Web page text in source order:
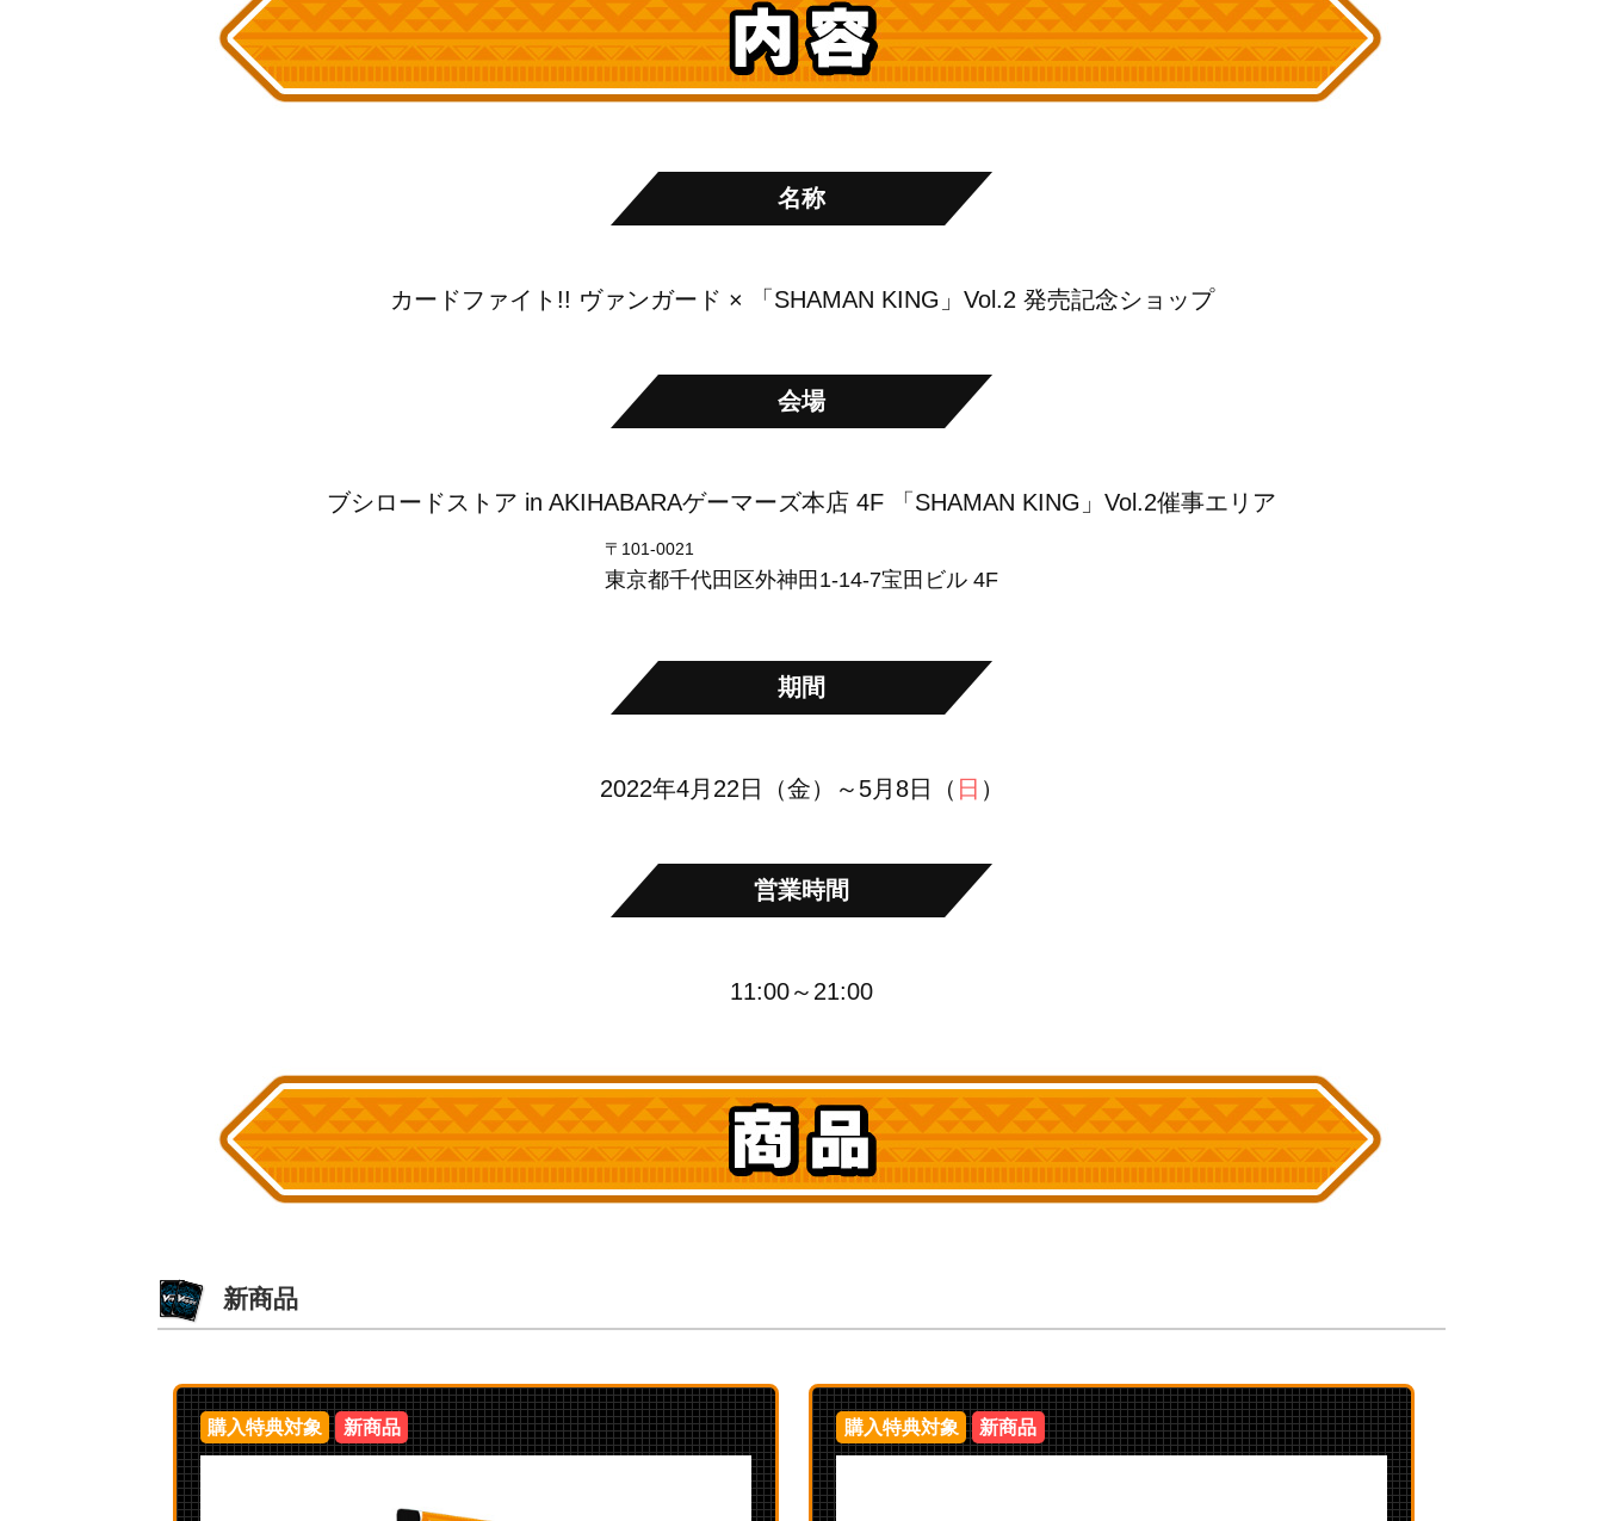
名称
カードファイト!! ヴァンガード × 「SHAMAN KING」Vol.2 発売記念ショップ
会場
ブシロードストア in AKIHABARAゲーマーズ本店 4F 「SHAMAN KING」Vol.2催事エリア
〒101-0021
東京都千代田区外神田1-14-7宝田ビル 4F
期間
2022年4月22日（金）～5月8日（ 日 ）
営業時間
11:00～21:00
新商品
購入特典対象 新商品 購入特典対象 新商品